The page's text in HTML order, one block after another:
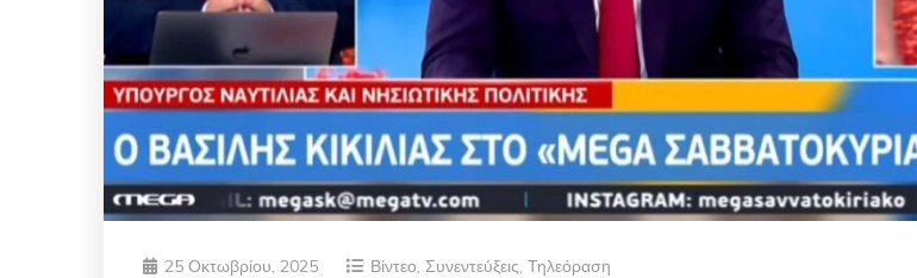
25 Οκτωβρίου, 2025 Βίντεο, Συνεντεύξεις, Τηλεόραση